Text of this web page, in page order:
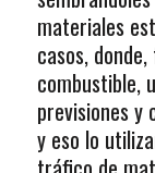
materiales
casos,
combustible,
previsiones y
y eso lo